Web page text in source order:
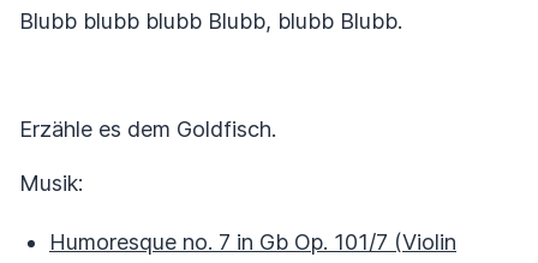
Blubb blubb blubb Blubb, blubb Blubb.
Erzähle es dem Goldfisch.
Musik:
Humoresque no. 7 in Gb Op. 101/7 (Violin